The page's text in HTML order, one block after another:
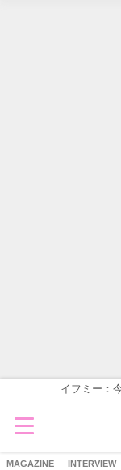
イフミー：
MAGAZINE INTERVIEW